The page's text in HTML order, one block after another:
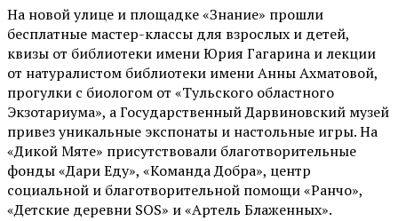
На новой улице и площадке «Знание» прошли
бесплатные мастер-классы для взрослых и детей,
квизы от библиотеки имени Юрия Гагарина и лекции
от натуралистом библиотеки имени Анны Ахматовой,
прогулки с биологом от «Тульского областного
Экзотариума», а Государственный Дарвиновский музей
привез уникальные экспонаты и настольные игры. На
«Дикой Мяте» присутствовали благотворительные
фонды «Дари Еду», «Команда Добра», центр
социальной и благотворительной помощи «Ранчо»,
«Детские деревни SOS» и «Артель Блаженных».